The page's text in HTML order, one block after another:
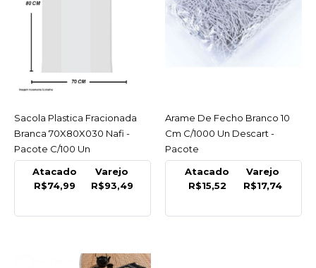
R$93,49
COMPRAR
DESCART
Arame De Fecho Branco
10 Cm C/1000 Un Descart
- Pacote
R$17,74
ACESSAR
Sacola Plastica Fracionada
Branca 70X80X030 Nafi -
Pacote C/100 Un
Atacado
R$74,99
Varejo
R$93,49
ACESSAR
Arame De Fecho Branco 10
Cm C/1000 Un Descart -
Pacote
Atacado
R$15,52
Varejo
R$17,74